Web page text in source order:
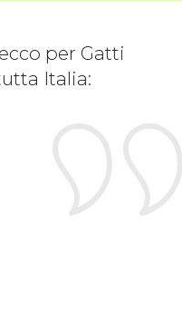
per Gatti
Italia: